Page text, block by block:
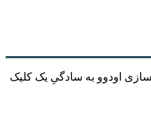
اودوو به سادگیِ یک کلیک